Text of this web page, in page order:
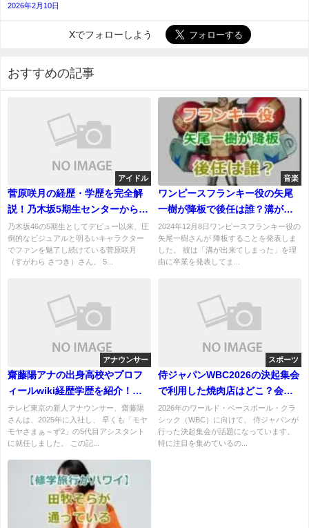
2026年2月10日
Xでフォローしよう
おすすめの記事
アイドル
菅原咲月の経歴・学歴を完全解
説！乃木坂5期生センターから副
キャプテンへ──輝きつづける20
歳の軌跡
乃木坂46の5期生としてデビュー以来、圧
倒的なビジュアルと明るいキャラクター
でファンを魅了し続けている菅原咲月
（すがわら さつき）さん。 5...
音楽
ワンピースフランキー役の矢尾
一樹が降板で後任は誰？溝が出
来てしまったの意味は？
2024年12月8日ワンピースフランキー役の
矢尾一樹さんが 降板することを発表しま
した。 彼は「溝が出来てしまった」を理
由に卒業を発表してま...
アナウンサー
齋藤陽アナの出身高校やプロフ
ィールwiki経歴学歴を紹介！齋
藤陽の魅力は？
テレビ東京の新人アナウンサー、齋藤陽
さんは、2025年に入社し、 早くも「モヤ
モヤさまぁ～ず2」の5代目アシスタント
に就任しました。 この記...
スポーツ
侍ジャパンWBC2026の決起集会
で利用した焼肉店はどこ？会計
は誰がした？
2026年のワールド・ベースボール・クラ
シック（WBC）に向けて、 侍ジャパンが
行った決起集会が話題になっています。
特に注目を集めているの...